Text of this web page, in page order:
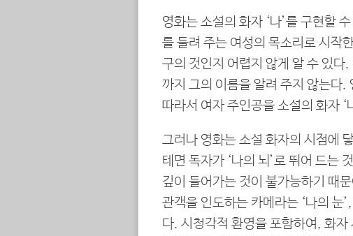
영화는 소설의 화자 ‘나’를 구현할
를 들려 주는 여성의 목소리로 시작
구의 것인지 어렵지 않게 알 수 있
까지 그의 이름을 알려 주지 않는다.
따라서 여자 주인공을 소설의 화자
그러나 영화는 소설 화자의 시점에
테면 독자가 ‘나의 뇌’로 뛰어 드는
깊이 들어가는 것이 불가능하기 때
관객을 인도하는 카메라는 ‘나의 눈
다. 시청각적 환영을 포함하여, 화